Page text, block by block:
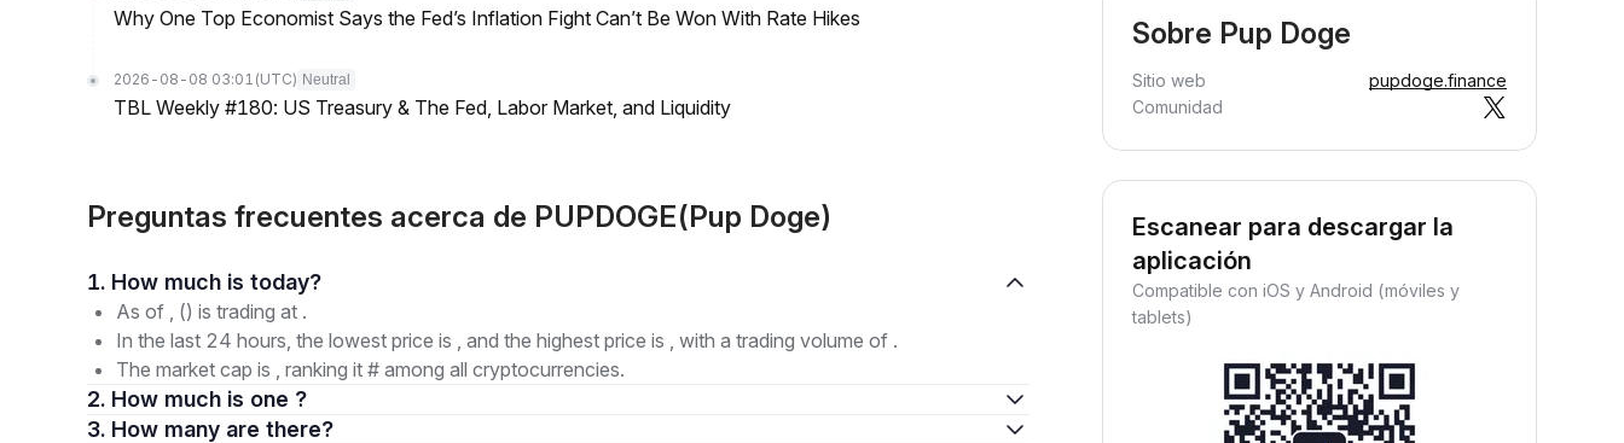
Why One Top Economist Says the Fed’s Inflation Fight Can’t Be Won With Rate Hikes
2026-08-08 03:01 (UTC) Neutral
TBL Weekly #180: US Treasury & The Fed, Labor Market, and Liquidity
Preguntas frecuentes acerca de PUPDOGE(Pup Doge)
1. How much is today?
As of , () is trading at .
In the last 24 hours, the lowest price is , and the highest price is , with a trading volume of .
The market cap is , ranking it # among all cryptocurrencies.
2. How much is one ?
3. How many are there?
Sobre Pup Doge
Sitio web
pupdoge.finance
Comunidad
Escanear para descargar la
aplicación
Compatible con iOS y Android (móviles y
tablets)